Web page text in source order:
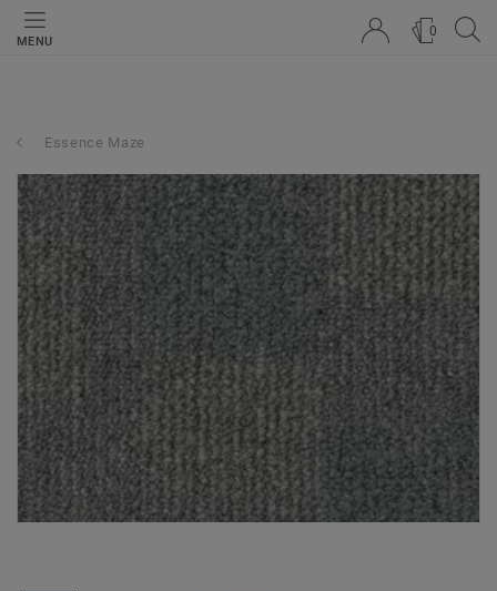
MENU
0
Essence Maze